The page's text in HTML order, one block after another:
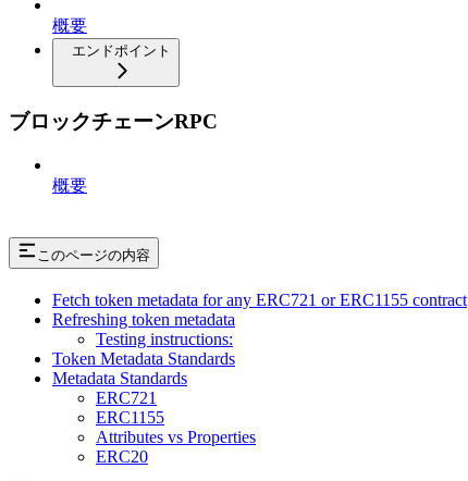
概要
エンドポイント
ブロックチェーンRPC
概要
このページの内容
Fetch token metadata for any ERC721 or ERC1155 contract
Refreshing token metadata
Testing instructions:
Token Metadata Standards
Metadata Standards
ERC721
ERC1155
Attributes vs Properties
ERC20